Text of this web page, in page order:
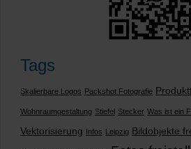
Tags
Skalierbare Logos Packshot Fotografie
Wohnraumgestaltung Stiefel Stecker Was ist ein
Vektorisierung Infos Leipzig Bildobjekte